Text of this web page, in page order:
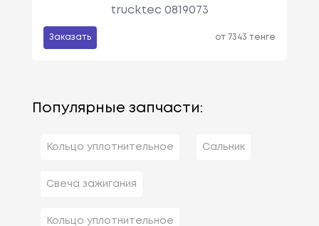
trucktec 0819073
Заказать от 7343 тенге
Популярные запчасти:
Кольцо уплотнительное Сальник
Свеча зажигания
Кольцо уплотнительное